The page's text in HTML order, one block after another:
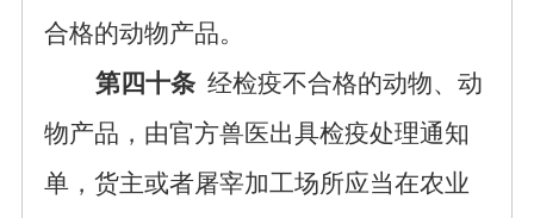
合格的动物产品。
第四十条 经检疫不合格的动物、动
物产品，由官方兽医出具检疫处理通知
单，货主或者屠宰加工场所应当在农业